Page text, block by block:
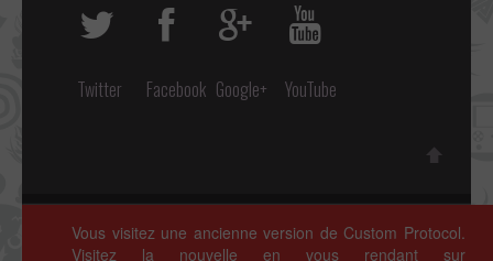
Twitter Facebook Google+ YouTube
Copyright © 2014 ~ 2026 • Custom Protocol, Tous droits réservés.
Polices de caractères par
Google Fonts. Icônes parFontello.
Vous visitez une ancienne version de Custom Protocol.
Visitez la nouvelle en vous rendant sur